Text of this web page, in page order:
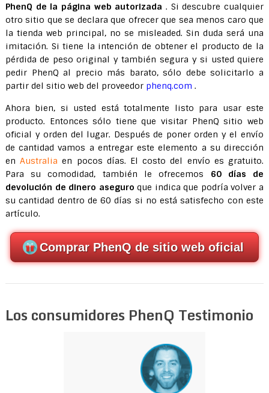
PhenQ de la página web autorizada . Si descubre cualquier
otro sitio que se declara que ofrecer que sea menos caro que
la tienda web principal, no se misleaded. Sin duda será una
imitación. Si tiene la intención de obtener el producto de la
pérdida de peso original y también segura y si usted quiere
pedir PhenQ al precio más barato, sólo debe solicitarlo a
partir del sitio web del proveedor phenq.com .
Ahora bien, si usted está totalmente listo para usar este
producto. Entonces sólo tiene que visitar PhenQ sitio web
oficial y orden del lugar. Después de poner orden y el envío
de cantidad vamos a entregar este elemento a su dirección
enAustralia en pocos días. El costo del envío es gratuito.
Para su comodidad, también le ofrecemos 60 días de
devolución de dinero aseguro que indica que podría volver a
su cantidad dentro de 60 días si no está satisfecho con este
artículo.
Comprar PhenQ de sitio web oficial
Los consumidores PhenQ Testimonio